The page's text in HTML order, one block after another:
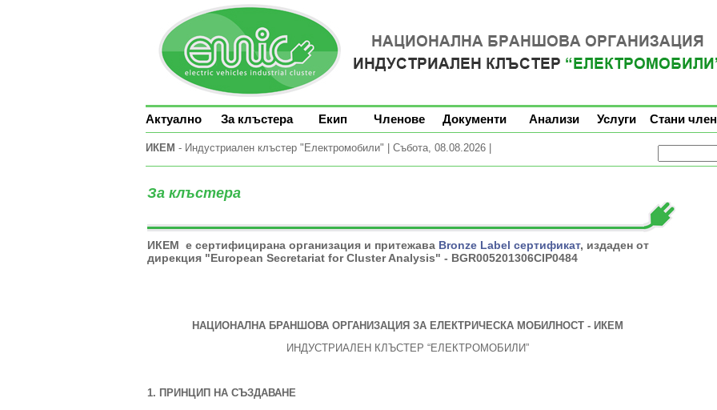
Актуално За клъстера Екип Членове Документи Анализи Услуги Стани член
ИКЕМ - Индустриален клъстер "Електромобили" | Събота, 08.08.2026 |
За клъстера
ИКЕМ е сертифицирана организация и притежава Bronze Label сертификат, издаден от
дирекция "European Secretariat for Cluster Analysis" - BGR005201306CIP0484
НАЦИОНАЛНА БРАНШОВА ОРГАНИЗАЦИЯ ЗА ЕЛЕКТРИЧЕСКА МОБИЛНОСТ - ИКЕМ
ИНДУСТРИАЛЕН КЛЪСТЕР “ЕЛЕКТРОМОБИЛИ”
1. ПРИНЦИП НА СЪЗДАВАНЕ